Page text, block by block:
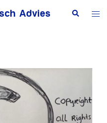
Advies Zoeken